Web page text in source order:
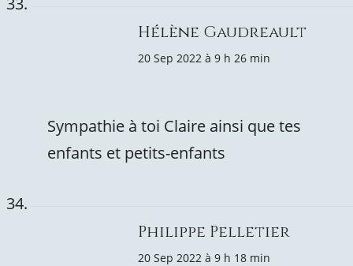
Hélène Gaudreault
20 Sep 2022 à 9 h 26 min
Sympathie à toi Claire ainsi que tes
enfants et petits-enfants
Philippe Pelletier
20 Sep 2022 à 9 h 18 min